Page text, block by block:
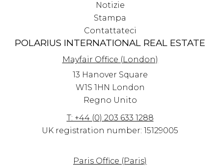
Notizie
Stampa
Contattateci
POLARIUS INTERNATIONAL REAL ESTATE
Mayfair Office (London)
13 Hanover Square
W1S 1HN London
Regno Unito
T: +44 (0) 203 633 1288
UK registration number: 15129005
Paris Office (Paris)